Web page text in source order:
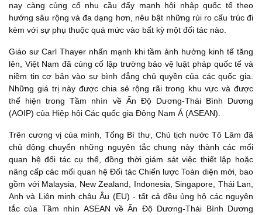
nay càng củng cố nhu cầu đẩy mạnh hội nhập quốc tế theo
hướng sâu rộng và đa dạng hơn, nêu bật những rủi ro cấu trúc đi
kèm với sự phụ thuộc quá mức vào bất kỳ một đối tác nào.
Giáo sư Carl Thayer nhấn mạnh khi tầm ảnh hưởng kinh tế tăng
lên, Việt Nam đã củng cố lập trường bảo vệ luật pháp quốc tế và
niềm tin cơ bản vào sự bình đẳng chủ quyền của các quốc gia.
Những giá trị này được chia sẻ rộng rãi trong khu vực và được
thể hiện trong Tầm nhìn về Ấn Độ Dương-Thái Bình Dương
(AOIP) của Hiệp hội Các quốc gia Đông Nam Á (ASEAN).
Trên cương vị của mình, Tổng Bí thư, Chủ tịch nước Tô Lâm đã
chủ động chuyển những nguyên tắc chung này thành các mối
quan hệ đối tác cụ thể, đồng thời giám sát việc thiết lập hoặc
nâng cấp các mối quan hệ Đối tác Chiến lược Toàn diện mới, bao
gồm với Malaysia, New Zealand, Indonesia, Singapore, Thái Lan,
Anh và Liên minh châu Âu (EU) - tất cả đều ủng hộ các nguyên
tắc của Tầm nhìn ASEAN về Ấn Độ Dương-Thái Bình Dương